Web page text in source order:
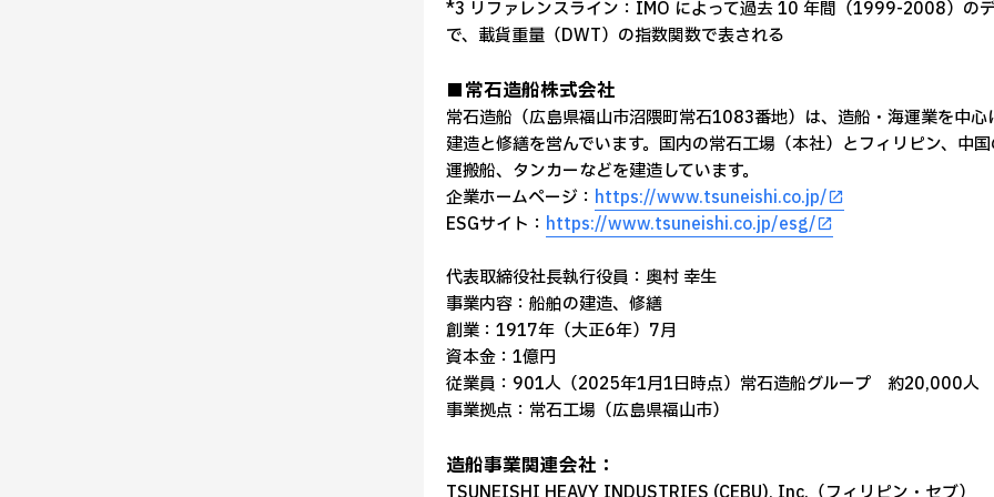
*3 リファレンスライン：IMO によって過去 10 年間（1999-2008）の
で、載貨重量（DWT）の指数関数で表される
■常石造船株式会社
常石造船（広島県福山市沼隈町常石1083番地）は、造船・海運業を中
建造と修繕を営んでいます。国内の常石工場（本社）とフィリピン、中
運搬船、タンカーなどを建造しています。
企業ホームページ： https://www.tsuneishi.co.jp/
ESGサイト： https://www.tsuneishi.co.jp/esg/
代表取締役社長執行役員：奥村 幸生
事業内容：船舶の建造、修繕
創業：1917年（大正6年）7月
資本金：1億円
従業員：901人（2025年1月1日時点）常石造船グループ 約20,000人
事業拠点：常石工場（広島県福山市）
造船事業関連会社：